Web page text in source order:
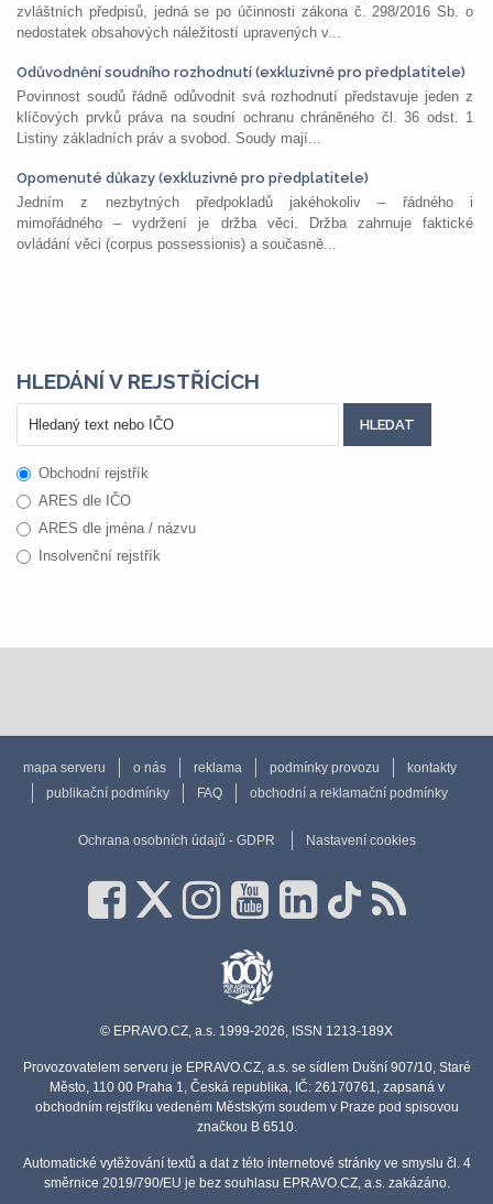
zvláštních předpisů, jedná se po účinnosti zákona č. 298/2016 Sb. o
nedostatek obsahových náležitostí upravených v...
Odůvodnění soudního rozhodnutí (exkluzivně pro předplatitele)
Povinnost soudů řádně odůvodnit svá rozhodnutí představuje jeden z
klíčových prvků práva na soudní ochranu chráněného čl. 36 odst. 1
Listiny základních práv a svobod. Soudy mají...
Opomenuté důkazy (exkluzivně pro předplatitele)
Jedním z nezbytných předpokladů jakéhokoliv – řádného i
mimořádného – vydržení je držba věci. Držba zahrnuje faktické
ovládání věci (corpus possessionis) a současně...
HLEDÁNÍ V REJSTŘÍCÍCH
Obchodní rejstřík
ARES dle IČO
ARES dle jména / názvu
Insolvenční rejstřík
mapa serveru o nás reklama podmínky provozu
kontakty
publikační podmínky
FAQ obchodní a reklamační podmínky
Ochrana osobních údajů - GDPR Nastavení cookies
© EPRAVO.CZ, a.s. 1999-2026, ISSN 1213-189X
Provozovatelem serveru je EPRAVO.CZ, a.s. se sídlem Dušní 907/10, Staré
Město, 110 00 Praha 1, Česká republika, IČ: 26170761, zapsaná v
obchodním rejstříku vedeném Městským soudem v Praze pod spisovou
značkou B 6510.
Automatické vytěžování textů a dat z této internetové stránky ve smyslu čl. 4
směrnice 2019/790/EU je bez souhlasu EPRAVO.CZ, a.s. zakázáno.